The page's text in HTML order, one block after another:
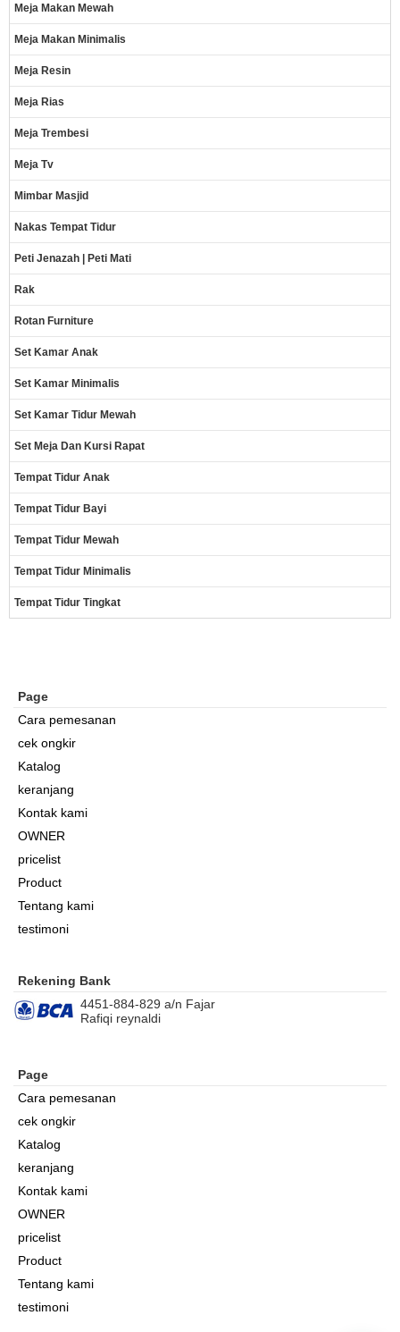
Meja Makan Mewah
Meja Makan Minimalis
Meja Resin
Meja Rias
Meja Trembesi
Meja Tv
Mimbar Masjid
Nakas Tempat Tidur
Peti Jenazah | Peti Mati
Rak
Rotan Furniture
Set Kamar Anak
Set Kamar Minimalis
Set Kamar Tidur Mewah
Set Meja Dan Kursi Rapat
Tempat Tidur Anak
Tempat Tidur Bayi
Tempat Tidur Mewah
Tempat Tidur Minimalis
Tempat Tidur Tingkat
Page
Cara pemesanan
cek ongkir
Katalog
keranjang
Kontak kami
OWNER
pricelist
Product
Tentang kami
testimoni
Rekening Bank
4451-884-829 a/n Fajar
Rafiqi reynaldi
Page
Cara pemesanan
cek ongkir
Katalog
keranjang
Kontak kami
OWNER
pricelist
Product
Tentang kami
testimoni